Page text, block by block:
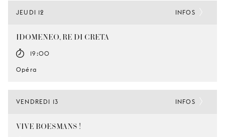
JEUDI 12
IDOMENEO, RE DI CRETA
19:00
Opéra
INFOS
VENDREDI 13
VIVE BOESMANS !
INFOS